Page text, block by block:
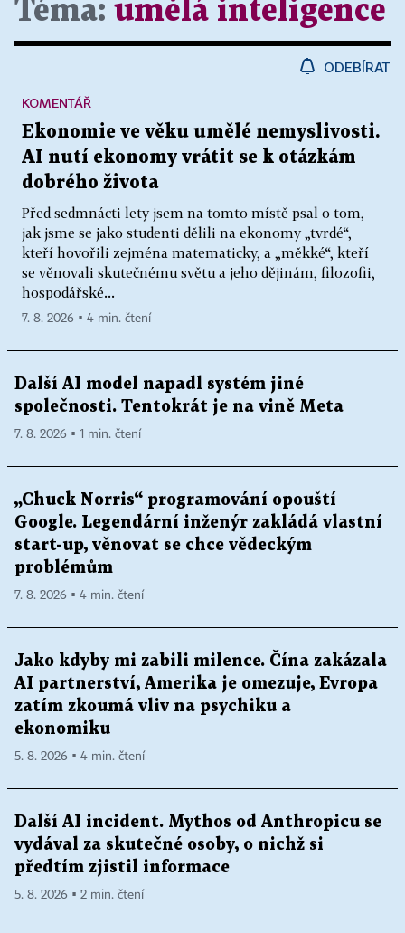
Téma: umělá inteligence
ODEBÍRAT
Ekonomie ve věku umělé nemyslivosti.
AI nutí ekonomy vrátit se k otázkám
dobrého života
Před sedmnácti lety jsem na tomto místě psal o tom,
jak jsme se jako studenti dělili na ekonomy „tvrdé“,
kteří hovořili zejména matematicky, a „měkké“, kteří
se věnovali skutečnému světu a jeho dějinám, filozofii,
hospodářské...
KOMENTÁŘ
7. 8. 2026 ▪ 4 min. čtení
Další AI model napadl systém jiné
společnosti. Tentokrát je na vině Meta
7. 8. 2026 ▪ 1 min. čtení
„Chuck Norris“ programování opouští
Google. Legendární inženýr zakládá vlastní
start-up, věnovat se chce vědeckým
problémům
7. 8. 2026 ▪ 4 min. čtení
Jako kdyby mi zabili milence. Čína zakázala
AI partnerství, Amerika je omezuje, Evropa
zatím zkoumá vliv na psychiku a
ekonomiku
5. 8. 2026 ▪ 4 min. čtení
Další AI incident. Mythos od Anthropicu se
vydával za skutečné osoby, o nichž si
předtím zjistil informace
5. 8. 2026 ▪ 2 min. čtení